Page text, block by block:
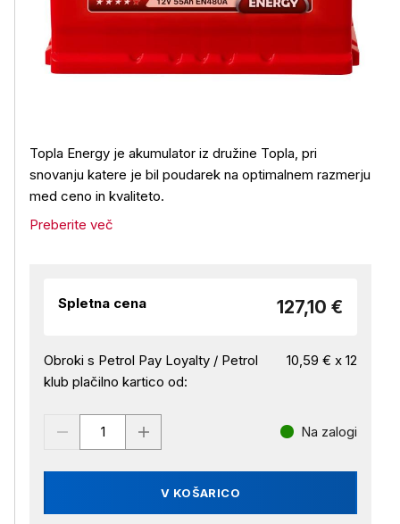
Topla Energy je akumulator iz družine Topla, pri
snovanju katere je bil poudarek na optimalnem razmerju
med ceno in kvaliteto.
Preberite več
Spletna cena 127,10 €
Obroki s Petrol Pay Loyalty / Petrol
klub plačilno kartico od:
10,59 € x 12
V KOŠARICO
Na zalogi